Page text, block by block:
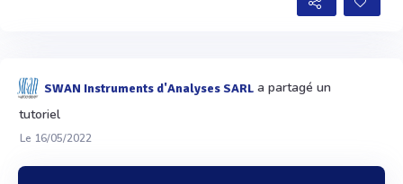
SWAN Instruments d'Analyses SARL a partagé un
tutoriel
Le 16/05/2022